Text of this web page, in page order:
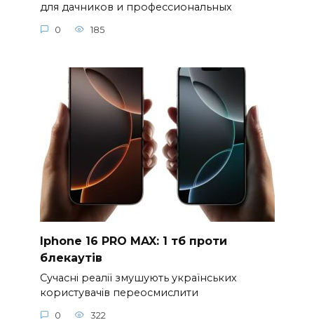
для дачников и профессиональных
0 185
Iphone 16 PRO MAX: 1 тб проти
блекаутів
Сучасні реалії змушують українських
користувачів переосмислити
0 322